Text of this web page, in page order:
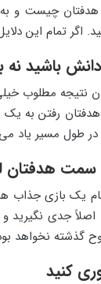
هدفتان چیست و
اگر تمام این
باشید
نتیجه مطلوب
هدفتان رفتن به
طول مسیر یاد
سمت هدفتان
یک بازی جذاب
جدی نگیرید
گذشته نخواهد
کنید